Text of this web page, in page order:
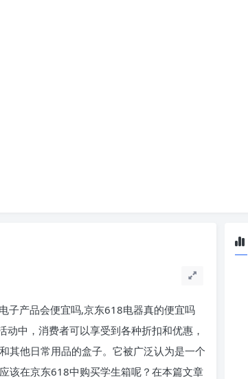
子产品会便宜吗,京东618电器真的便宜吗
中，消费者可以享受到各种折扣和优惠，
其他日常用品的盒子。它被广泛认为是一个
该在京东618中购买学生箱呢？在本篇文章